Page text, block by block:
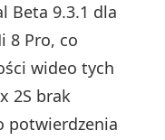
Beta 9.3.1 dla
8 Pro, co
wideo tych
2S brak
potwierdzenia